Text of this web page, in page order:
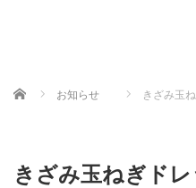
Home お知らせ きざみ玉
きざみ玉ねぎド